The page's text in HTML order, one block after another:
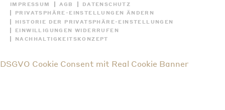
IMPRESSUM AGB
DATENSCHUTZ
PRIVATSPHÄRE-EINSTELLUNGEN ÄNDERN
HISTORIE DER PRIVATSPHÄRE-EINSTELLUNGEN
EINWILLIGUNGEN WIDERRUFEN
NACHHALTIGKEITSKONZEPT
DSGVO Cookie Consent mit Real Cookie Banner